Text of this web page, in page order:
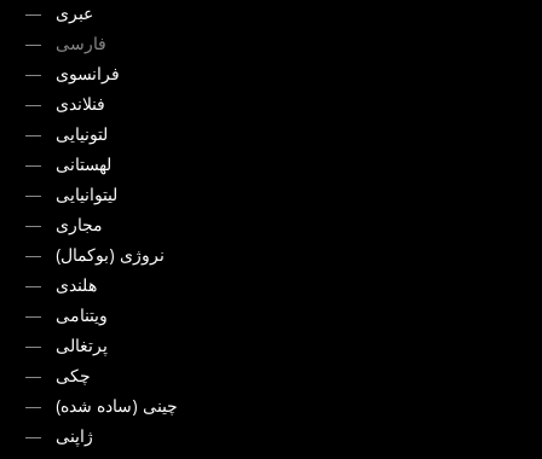
عبری
فارسی
فرانسوی
فنلاندی
لتونیایی
لهستانی
لیتوانیایی
مجاری
نروژی (بوکمال)
هلندی
ویتنامی
پرتغالی
چکی
چینی (ساده شده)
ژاپنی